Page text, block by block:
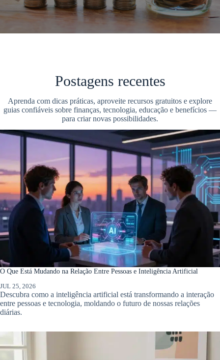
Postagens recentes
Aprenda com dicas práticas, aproveite recursos gratuitos e explore
guias confiáveis sobre finanças, tecnologia, educação e benefícios —
para criar novas possibilidades.
O Que Está Mudando na Relação Entre Pessoas e Inteligência Artificial
JUL 25, 2026
Descubra como a inteligência artificial está transformando a interação
entre pessoas e tecnologia, moldando o futuro de nossas relações
diárias.